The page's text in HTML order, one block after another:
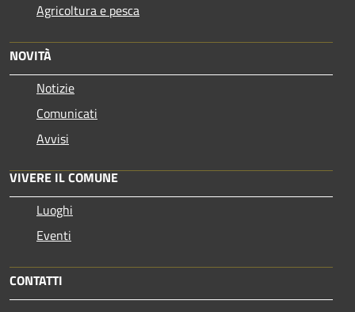
Agricoltura e pesca
NOVITÀ
Notizie
Comunicati
Avvisi
VIVERE IL COMUNE
Luoghi
Eventi
CONTATTI